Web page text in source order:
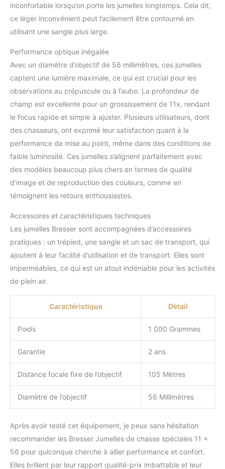
inconfortable lorsqu’on porte les jumelles longtemps. Cela dit,
ce léger inconvénient peut facilement être contourné en
utilisant une sangle plus large.
Performance optique inégalée
Avec un diamètre d’objectif de 56 millimètres, ces jumelles
captent une lumière maximale, ce qui est crucial pour les
observations au crépuscule ou à l’aube. La profondeur de
champ est excellente pour un grossissement de 11x, rendant
le focus rapide et simple à ajuster. Plusieurs utilisateurs, dont
des chasseurs, ont exprimé leur satisfaction quant à la
performance de mise au point, même dans des conditions de
faible luminosité. Ces jumelles s’alignent parfaitement avec
des modèles beaucoup plus chers en termes de qualité
d’image et de reproduction des couleurs, comme en
témoignent les retours enthousiastes.
Accessoires et caractéristiques techniques
Les jumelles Bresser sont accompagnées d’accessoires
pratiques : un trépied, une sangle et un sac de transport, qui
ajoutent à leur facilité d’utilisation et de transport. Elles sont
imperméables, ce qui est un atout indéniable pour les activités
de plein air.
Caractéristique Détail
Poids 1 000 Grammes
Garantie 2 ans
Distance focale fixe de l’objectif 105 Mètres
Diamètre de l’objectif 56 Millimètres
Après avoir testé cet équipement, je peux sans hésitation
recommander les Bresser Jumelles de chasse spéciales 11 x
56 pour quiconque cherche à allier performance et confort.
Elles brillent par leur rapport qualité-prix imbattable et leur